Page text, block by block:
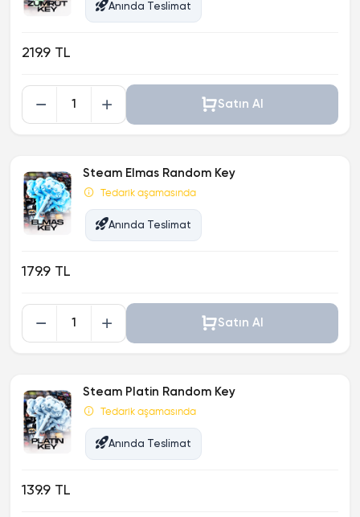
Anında Teslimat
219.9 TL
Satın Al
Steam Elmas Random Key
Tedarik aşamasında
Anında Teslimat
179.9 TL
Satın Al
Steam Platin Random Key
Tedarik aşamasında
Anında Teslimat
139.9 TL